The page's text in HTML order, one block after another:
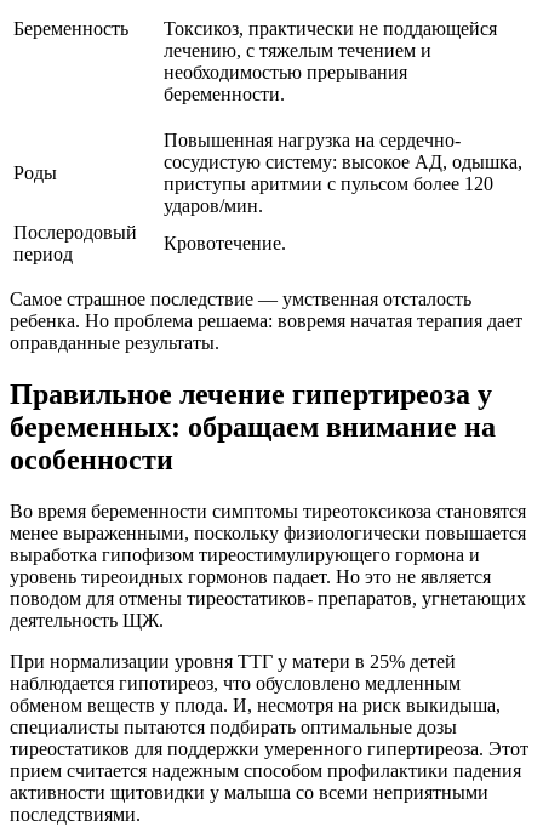
Беременность
Токсикоз, практически не поддающейся
лечению, с тяжелым течением и
необходимостью прерывания
беременности.
Роды
Повышенная нагрузка на сердечно-
сосудистую систему: высокое АД, одышка,
приступы аритмии с пульсом более 120
ударов/мин.
Послеродовый
период
Кровотечение.
Самое страшное последствие — умственная отсталость
ребенка. Но проблема решаема: вовремя начатая терапия дает
оправданные результаты.
Правильное лечение гипертиреоза у
беременных: обращаем внимание на
особенности
Во время беременности симптомы тиреотоксикоза становятся
менее выраженными, поскольку физиологически повышается
выработка гипофизом тиреостимулирующего гормона и
уровень тиреоидных гормонов падает. Но это не является
поводом для отмены тиреостатиков- препаратов, угнетающих
деятельность ЩЖ.
При нормализации уровня ТТГ у матери в 25% детей
наблюдается гипотиреоз, что обусловлено медленным
обменом веществ у плода. И, несмотря на риск выкидыша,
специалисты пытаются подбирать оптимальные дозы
тиреостатиков для поддержки умеренного гипертиреоза. Этот
прием считается надежным способом профилактики падения
активности щитовидки у малыша со всеми неприятными
последствиями.